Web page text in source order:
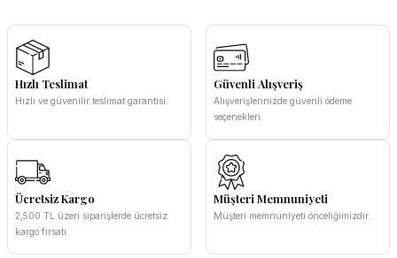
Hızlı Teslimat
Hızlı ve güvenilir teslimat garantisi.
Güvenli Alışveriş
Alışverişlerinizde güvenli ödeme
seçenekleri.
Ücretsiz Kargo
2,500 TL üzeri siparişlerde ücretsiz
kargo fırsatı.
Müşteri Memnuniyeti
Müşteri memnuniyeti önceliğimizdir.